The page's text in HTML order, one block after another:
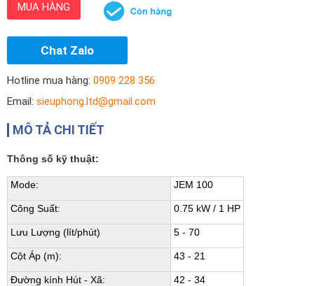
MUA HÀNG
Chat Zalo
Hotline mua hàng: 0909 228 356
Email: sieuphong.ltd@gmail.com
MÔ TẢ CHI TIẾT
Thông số kỹ thuật:
Mode: JEM 100
Công Suất: 0.75 kW / 1 HP
Lưu Lượng (lít/phút) 5 - 70
Cột Áp (m): 43 - 21
Đường kính Hút - Xã: 42 - 34